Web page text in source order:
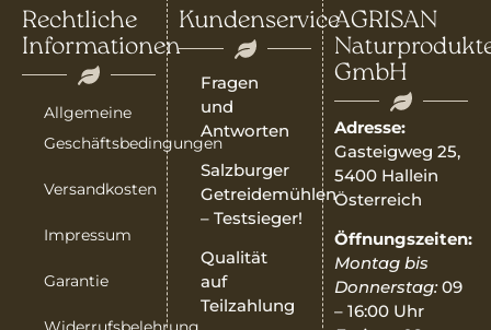
Rechtliche
Informationen
Allgemeine
Geschäftsbedingungen
Versandkosten
Impressum
Garantie
Kundenservice
Fragen
und
Antworten
Salzburger
Getreidemühlen
– Testsieger!
Qualität
auf
Teilzahlung
AGRISAN
GmbH
Adresse:
Gasteigweg 25,
5400 Hallein
Österreich
Öffnungszeiten:
Montag bis
Donnerstag:09
– 16:00 Uhr